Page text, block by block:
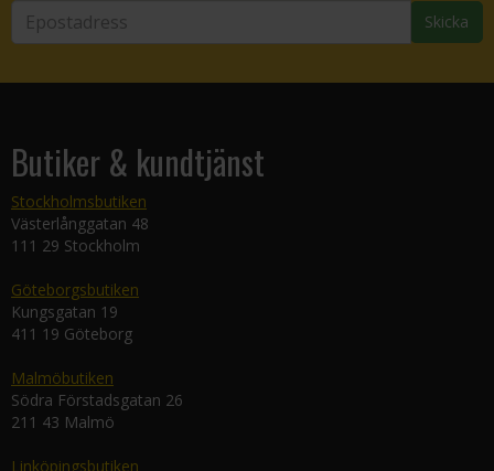
Skicka
Butiker & kundtjänst
Stockholmsbutiken
Västerlånggatan 48
111 29 Stockholm
Göteborgsbutiken
Kungsgatan 19
411 19 Göteborg
Malmöbutiken
Södra Förstadsgatan 26
211 43 Malmö
Linköpingsbutiken